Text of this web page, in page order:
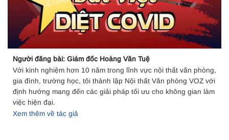
Người đăng bài: Giám đốc Hoàng Văn Tuệ
Với kinh nghiệm hơn 10 năm trong lĩnh vực nội thất văn phòng,
gia đình, trường học, tôi thành lập Nội thất Văn phòng VOZ với
định hướng mang đến các giải pháp tối ưu cho không gian làm
việc hiện đại.
Xem thêm về tác giả